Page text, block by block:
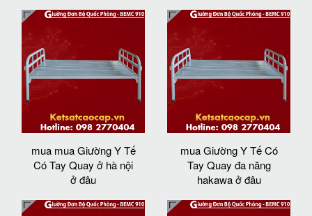
mua mua Giường Y Tế
Có Tay Quay ở hà nội
ở đâu
mua Giường Y Tế Có
Tay Quay đa năng
hakawa ở đâu